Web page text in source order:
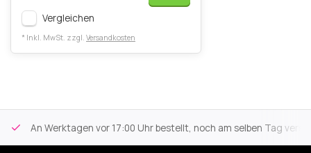
Vergleichen
* Inkl. MwSt. zzgl. Versandkosten
An Werktagen vor 17:00 Uhr bestellt, noch am selben Tag